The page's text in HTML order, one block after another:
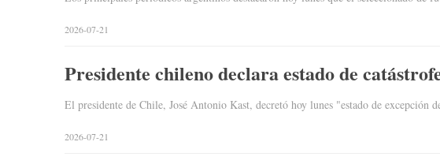
2026-07-21
Presidente chileno declara estado de
El presidente de Chile, José Antonio Kast, decretó hoy lunes "estado de
2026-07-21